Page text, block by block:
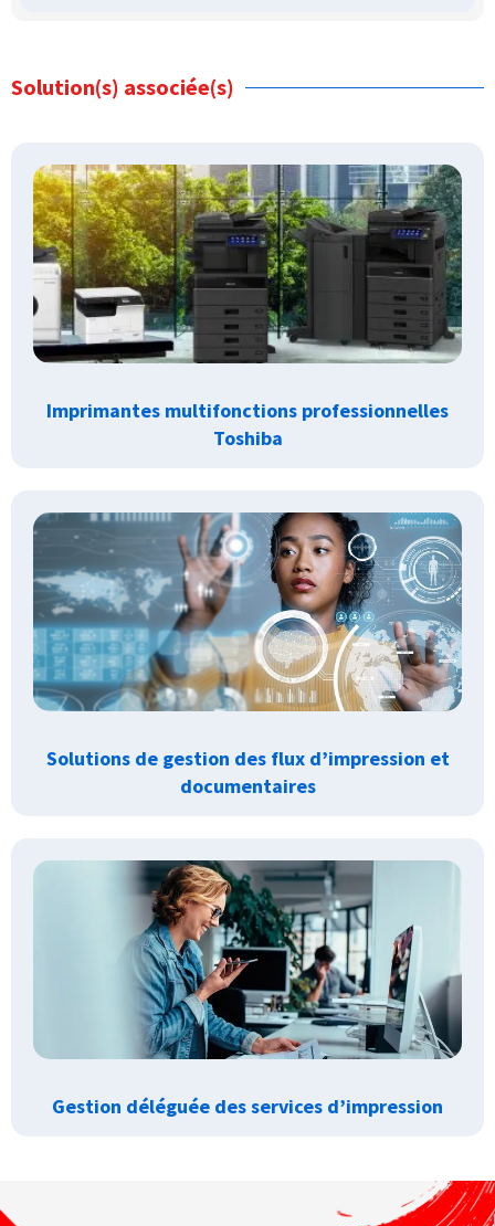
Solution(s) associée(s)
Imprimantes multifonctions professionnelles
Toshiba
Solutions de gestion des flux d’impression et
documentaires
Gestion déléguée des services d’impression